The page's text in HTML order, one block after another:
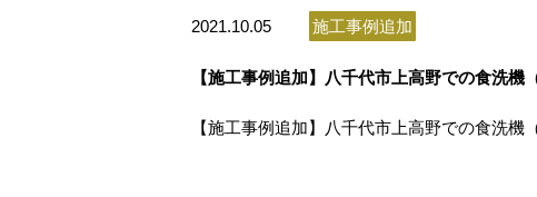
2021.10.05 施工事例追加
【施工事例追加】八千代市上高野での食洗
【施工事例追加】八千代市上高野での食洗機